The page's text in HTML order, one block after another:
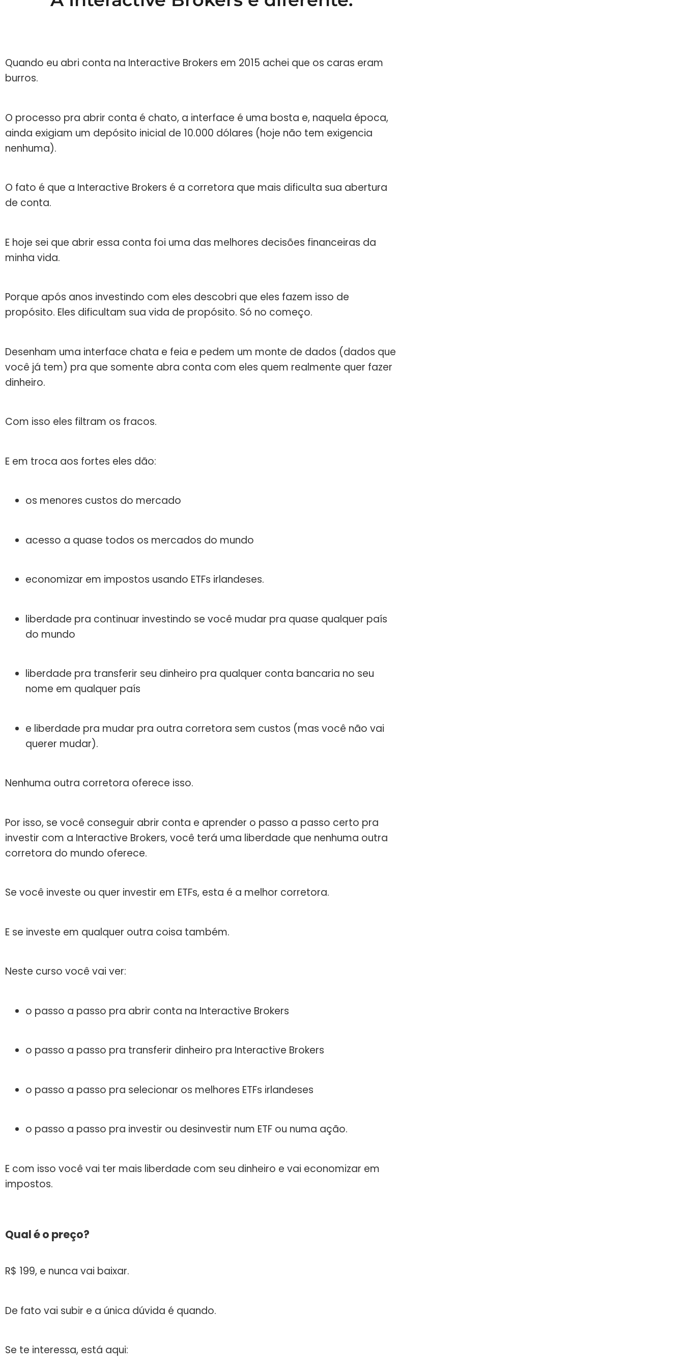
Quando eu abri conta na Interactive Brokers em 2015 achei que os caras eram
burros.
O processo pra abrir conta é chato, a interface é uma bosta e, naquela época,
ainda exigiam um depósito inicial de 10.000 dólares (hoje não tem exigencia
nenhuma).
O fato é que a Interactive Brokers é a corretora que mais dificulta sua abertura
de conta.
E hoje sei que abrir essa conta foi uma das melhores decisões financeiras da
minha vida.
Porque após anos investindo com eles descobri que eles fazem isso de
propósito. Eles dificultam sua vida de propósito. Só no começo.
Desenham uma interface chata e feia e pedem um monte de dados (dados que
você já tem) pra que somente abra conta com eles quem realmente quer fazer
dinheiro.
Com isso eles filtram os fracos.
E em troca aos fortes eles dão:
os menores custos do mercado
acesso a quase todos os mercados do mundo
economizar em impostos usando ETFs irlandeses.
liberdade pra continuar investindo se você mudar pra quase qualquer país
do mundo
liberdade pra transferir seu dinheiro pra qualquer conta bancaria no seu
nome em qualquer país
e liberdade pra mudar pra outra corretora sem custos (mas você não vai
querer mudar).
Nenhuma outra corretora oferece isso.
Por isso, se você conseguir abrir conta e aprender o passo a passo certo pra
investir com a Interactive Brokers, você terá uma liberdade que nenhuma outra
corretora do mundo oferece.
Se você investe ou quer investir em ETFs, esta é a melhor corretora.
E se investe em qualquer outra coisa também.
Neste curso você vai ver:
o passo a passo pra abrir conta na Interactive Brokers
o passo a passo pra transferir dinheiro pra Interactive Brokers
o passo a passo pra selecionar os melhores ETFs irlandeses
o passo a passo pra investir ou desinvestir num ETF ou numa ação.
E com isso você vai ter mais liberdade com seu dinheiro e vai economizar em
impostos.
Qual é o preço?
R$ 199, e nunca vai baixar.
De fato vai subir e a única dúvida é quando.
Se te interessa, está aqui: